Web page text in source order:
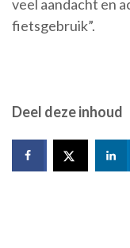
veel aandacht en
fietsgebruik”.
Deel deze inhoud